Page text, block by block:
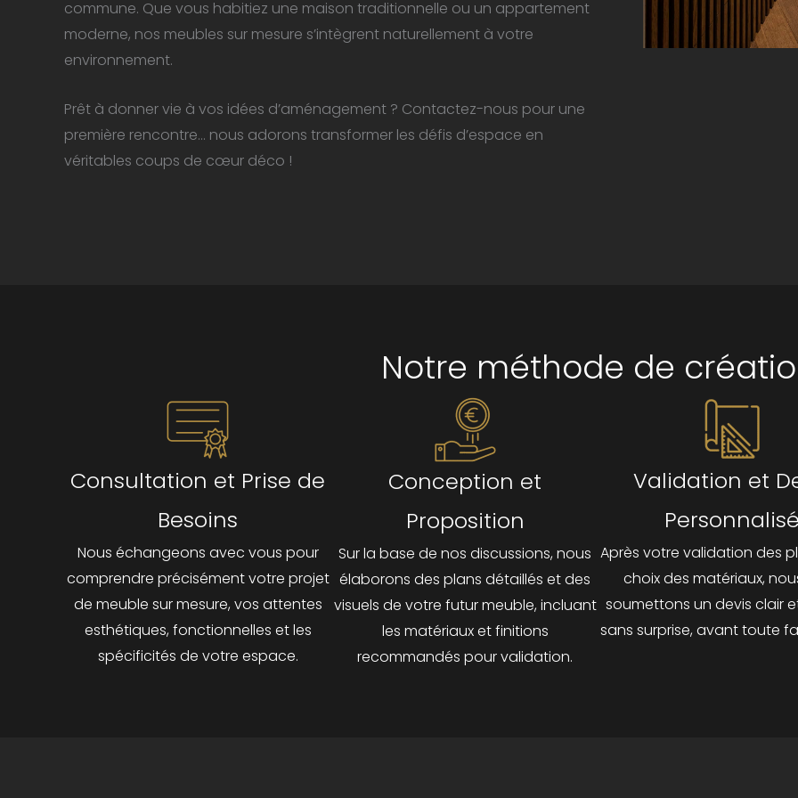
commune. Que vous habitiez une maison traditionnelle ou un appartement
moderne, nos meubles sur mesure s’intègrent naturellement à votre
environnement.
Prêt à donner vie à vos idées d’aménagement ? Contactez-nous pour une
première rencontre… nous adorons transformer les défis d’espace en
véritables coups de cœur déco !
Notre méthode de
Consultation et Prise de
Besoins
Nous échangeons avec vous pour
comprendre précisément votre projet
de meuble sur mesure, vos attentes
esthétiques, fonctionnelles et les
spécificités de votre espace.
Conception et
Proposition
Sur la base de nos discussions, nous
élaborons des plans détaillés et des
visuels de votre futur meuble, incluant
les matériaux et finitions
recommandés pour validation.
Validation et
Après votre validation des
choix des matériaux,
soumettons un devis clair
sans surprise, avant toute